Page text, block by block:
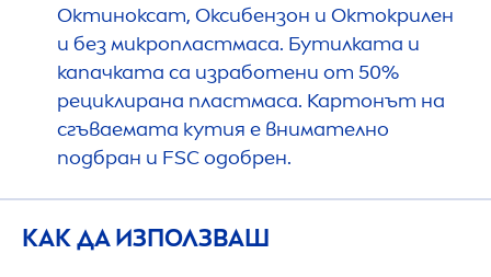
Октиноксат, Оксибензон и Октокрилен
и без микропластмаса. Бутилката и
капачката са изработени от 50%
рециклирана пластмаса. Картонът на
сгъваемата кутия е внимателно
подбран и FSC одобрен.
КАК ДА ИЗПОЛЗВАШ